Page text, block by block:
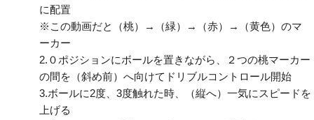
に配置
※この動画だと（桃）→（緑）→（赤）→（黄色）のマ
ーカー
2. ０ポジションにボールを置きながら、２つの桃マーカー
の間を（斜め前）へ向けてドリブルコントロール開始
3.ボールに2度、3度触れた時、（縦へ）一気にスピードを
上げる